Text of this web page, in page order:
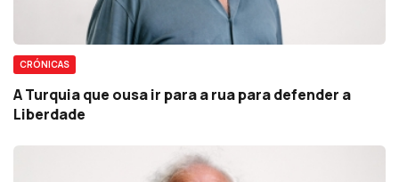
CRÓNICAS
A Turquia que ousa ir para a rua para defender a
Liberdade